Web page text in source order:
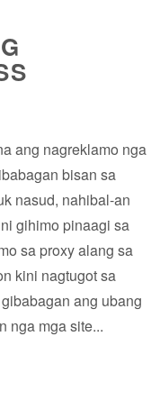
ang nagreklamo nga
bisan sa
nasud, nahibal-an
gihimo pinaagi sa
sa proxy alang sa
kini nagtugot sa
ang ubang
nga mga site...